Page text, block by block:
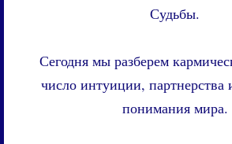
Судьбы.
Сегодня мы разберем
число интуиции, партнерства
понимания мира.